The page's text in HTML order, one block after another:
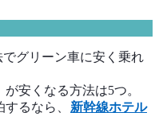
グリーン車に安く乗れ
安くなる方法は5つ。
るなら、
新幹線ホテル